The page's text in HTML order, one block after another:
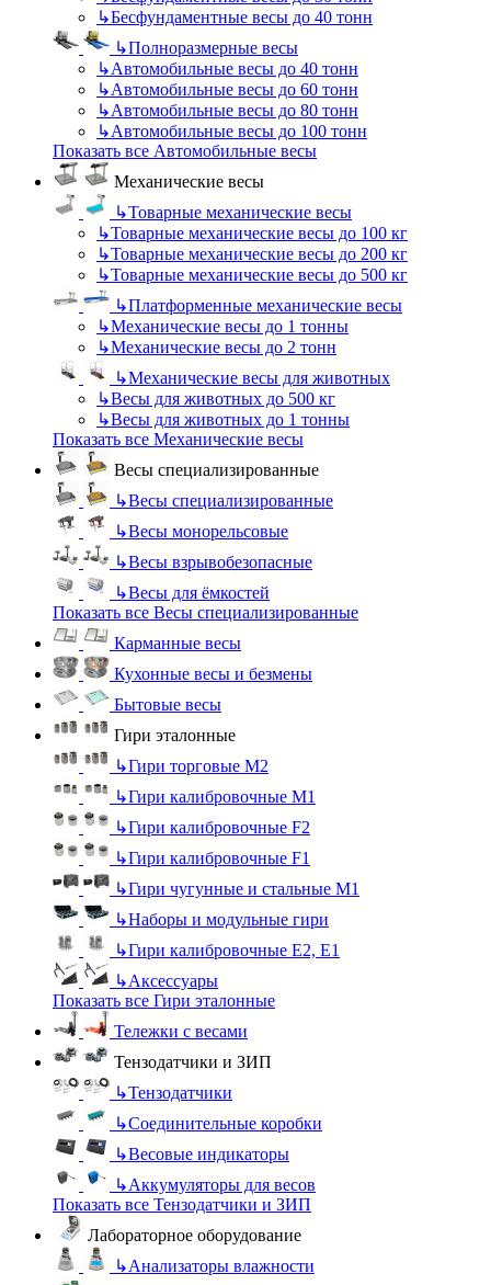
↳Бесфундаментные весы до 40 тонн
↳Полноразмерные весы
↳Автомобильные весы до 40 тонн
↳Автомобильные весы до 60 тонн
↳Автомобильные весы до 80 тонн
↳Автомобильные весы до 100 тонн
Показать все Автомобильные весы
Механические весы
↳Товарные механические весы
↳Товарные механические весы до 100 кг
↳Товарные механические весы до 200 кг
↳Товарные механические весы до 500 кг
↳Платформенные механические весы
↳Механические весы до 1 тонны
↳Механические весы до 2 тонн
↳Механические весы для животных
↳Весы для животных до 500 кг
↳Весы для животных до 1 тонны
Показать все Механические весы
Весы специализированные
↳Весы специализированные
↳Весы монорельсовые
↳Весы взрывобезопасные
↳Весы для ёмкостей
Показать все Весы специализированные
Карманные весы
Кухонные весы и безмены
Бытовые весы
Гири эталонные
↳Гири торговые М2
↳Гири калибровочные М1
↳Гири калибровочные F2
↳Гири калибровочные F1
↳Гири чугунные и стальные М1
↳Наборы и модульные гири
↳Гири калибровочные E2, Е1
↳Аксессуары
Показать все Гири эталонные
Тележки с весами
Тензодатчики и ЗИП
↳Тензодатчики
↳Соединительные коробки
↳Весовые индикаторы
↳Аккумуляторы для весов
Показать все Тензодатчики и ЗИП
Лабораторное оборудование
↳Анализаторы влажности